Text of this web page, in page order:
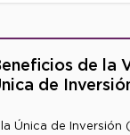
de la
de
Única de Inversión